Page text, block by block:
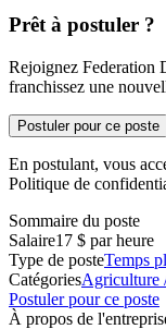
Prêt à postuler ?
Rejoignez Federation
franchissez une
Postuler pour ce poste
En postulant, vous
Politique de
Sommaire du poste
Salaire17 $ par heure
Type de posteTemps
CatégoriesAgriculture
Postuler pour ce poste
À propos de